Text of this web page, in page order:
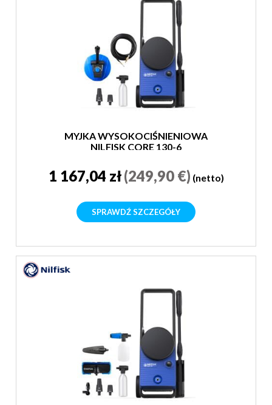
MYJKA WYSOKOCIŚNIENIOWA
NILFISK CORE 130-6
1 167,04 zł(249,90 €) (netto)
SPRAWDŹ SZCZEGÓŁY